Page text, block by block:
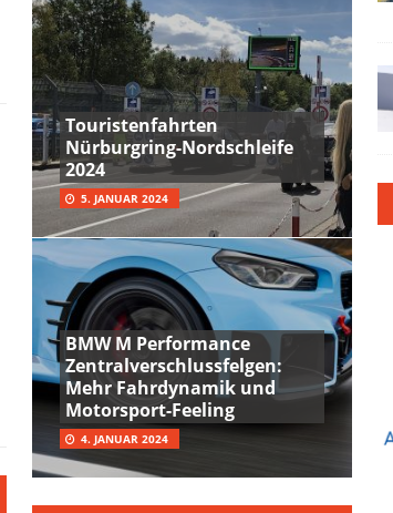
Touristenfahrten
Nürburgring-Nordschleife
2024
5. JANUAR 2024
BMW M Performance
Zentralverschlussfelgen:
Mehr Fahrdynamik und
Motorsport-Feeling
4. JANUAR 2024